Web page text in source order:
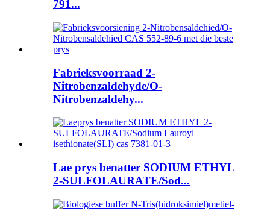
791...
Fabrieksvoorraad 2-
Nitrobenzaldehyde/O-
Nitrobenzaldehy...
Lae prys benatter SODIUM ETHYL
2-SULFOLAURATE/Sod...